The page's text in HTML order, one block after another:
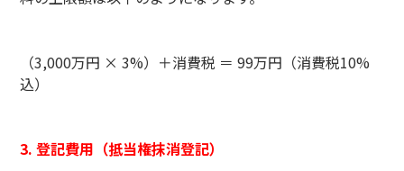
（3,000万円 × 3%）＋消費税 ＝ 99万円（消費税10%
込）
3. 登記費用（抵当権抹消登記）